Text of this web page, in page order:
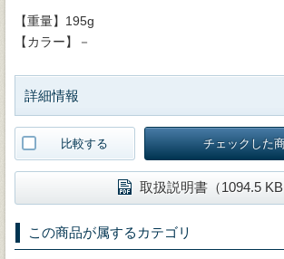
【重量】195g
【カラー】－
詳細情報
比較する チェックした
取扱説明書（1094.5 KB
この商品が属するカテゴリ